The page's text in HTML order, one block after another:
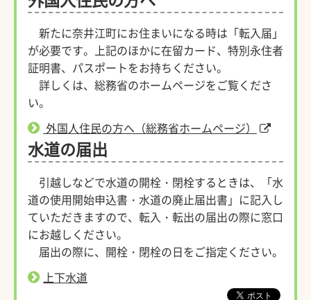
新たに奈井江町にお住まいになる時は「転入届」
が必要です。上記のほかに在留カード、特別永住者
証明書、パスポートをお持ちください。
詳しくは、総務省のホームページをご覧くださ
い。
外国人住民の方へ（総務省ホームページ）
水道の届出
引越しなどで水道の開栓・閉栓するときは、「水
道の使用開始申込書・水道の廃止届出書」に記入し
ていただきますので、転入・転出の届出の際に窓口
にお越しください。
届出の際に、開栓・閉栓の日をご指定ください。
上下水道